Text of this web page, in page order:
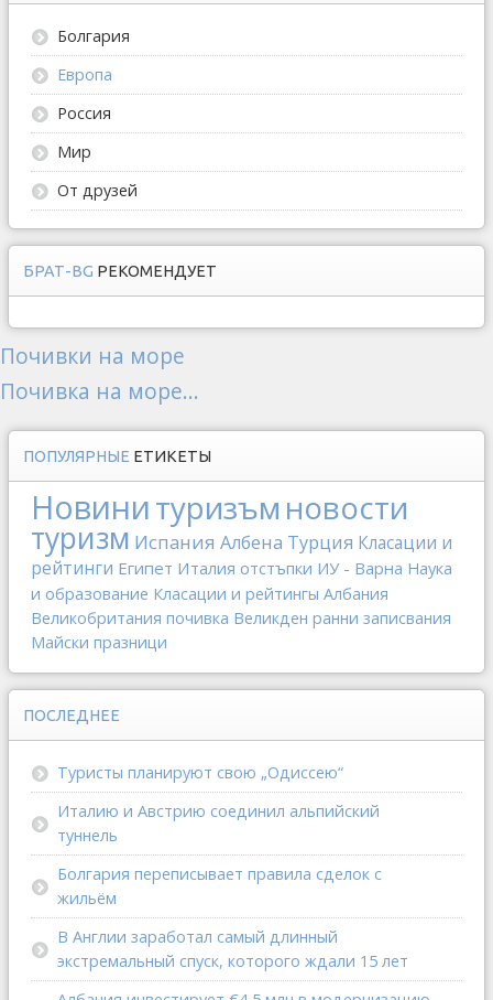
Болгария
Европа
Россия
Мир
От друзей
БРАТ-BG РЕКОМЕНДУЕТ
Почивки на море
Почивка на море...
ПОПУЛЯРНЫЕ ЕТИКЕТЫ
Новинитуризъм новости
туризм Испания Албена Турция Класации и
рейтинги Египет Италия отстъпки ИУ - Варна Наука
и образование Класации и рейтингы Албания
Великобритания почивка Великден ранни записвания
Майски празници
ПОСЛЕДНЕЕ
Туристы планируют свою „Одиссею“
Италию и Австрию соединил альпийский
туннель
Болгария переписывает правила сделок с
жильём
В Англии заработал самый длинный
экстремальный спуск, которого ждали 15 лет